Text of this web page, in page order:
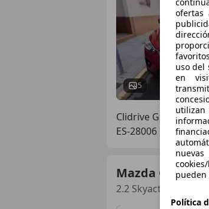
5
Clidrive Group
ES-28006 MADRID
Mazda CX-5
2.2 Skyactiv-D
ofertas
uso del
en
utilizan
Política